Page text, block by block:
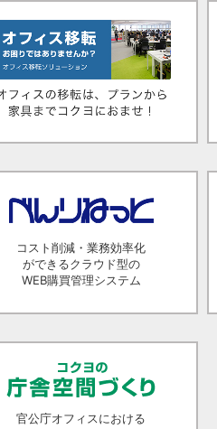
コスト削減・業務効率化
ができるクラウド型の
WEB購買管理システム
官公庁オフィスにおける